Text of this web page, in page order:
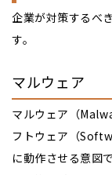
企業が対策するべ
す。
マルウェア
マルウェア（
フトウェア（
に動作させる意図